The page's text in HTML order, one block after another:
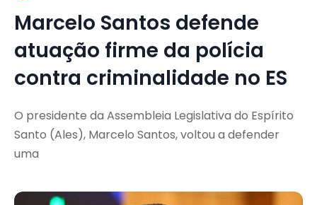
Marcelo Santos defende
atuação firme da polícia
contra criminalidade no ES
O presidente da Assembleia Legislativa do Espírito
Santo (Ales), Marcelo Santos, voltou a defender
uma